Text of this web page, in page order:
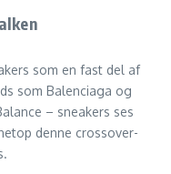
som en fast del af
som Balenciaga og
– sneakers ses
denne crossover-